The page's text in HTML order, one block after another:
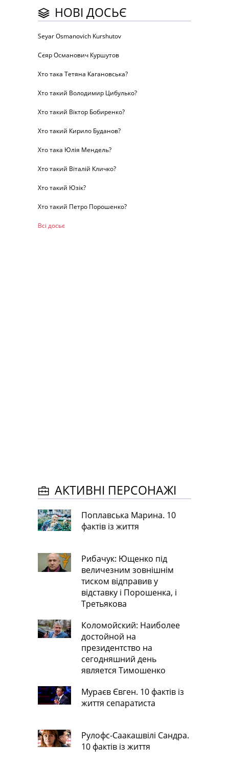
НОВІ ДОСЬЄ
Seyar Osmanovich Kurshutov
Сєяр Османович Куршутов
Хто така Тетяна Кагановська?
Хто такий Володимир Цибулько?
Хто такий Віктор Бобиренко?
Хто такий Кирило Буданов?
Хто така Юлія Мендель?
Хто такий Віталій Кличко?
Хто такий Юзік?
Хто такий Петро Порошенко?
Всі досьє
АКТИВНІ ПЕРСОНАЖІ
Поплавська Марина. 10
фактів із життя
Рибачук: Ющенко під
величезним зовнішнім
тиском відправив у
відставку і Порошенка, і
Третьякова
Коломойский: Наиболее
достойной на
президентство на
сегодняшний день
является Тимошенко
Мураєв Євген. 10 фактів із
життя сепаратиста
Рулофс-Саакашвілі Сандра.
10 фактів із життя